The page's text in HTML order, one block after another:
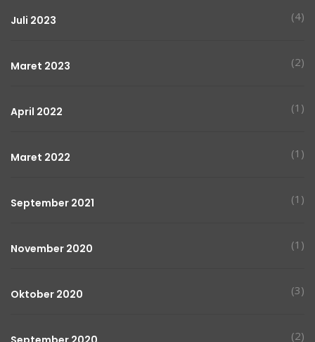
Juli 2023 (4)
Maret 2023 (2)
April 2022 (1)
Maret 2022 (1)
September 2021 (1)
November 2020 (1)
Oktober 2020 (3)
(2)